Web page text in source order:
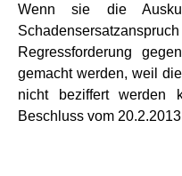
Wenn sie die
Regressforderung
gemacht werden, weil
nicht beziffert werden
Beschluss vom 20.2.2013